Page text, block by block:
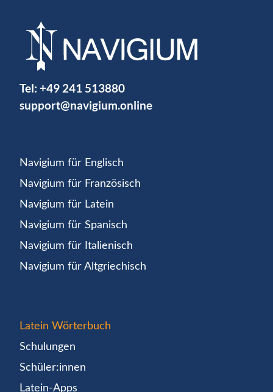
Tel: +49 241 513880
support@navigium.online
Navigium für Englisch
Navigium für Französisch
Navigium für Latein
Navigium für Spanisch
Navigium für Italienisch
Navigium für Altgriechisch
Latein Wörterbuch
Schulungen
Schüler:innen
Latein-Apps